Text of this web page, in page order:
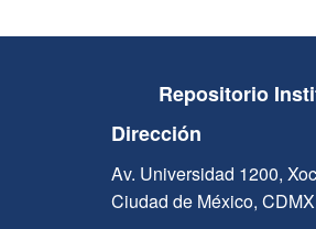
Repositorio
Dirección
Av. Universidad 1200,
Ciudad de México,